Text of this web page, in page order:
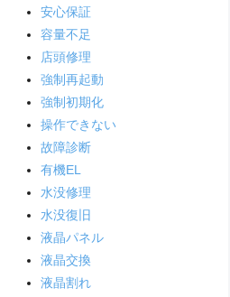
安心保証
容量不足
店頭修理
強制再起動
強制初期化
操作できない
故障診断
有機EL
水没修理
水没復旧
液晶パネル
液晶交換
液晶割れ